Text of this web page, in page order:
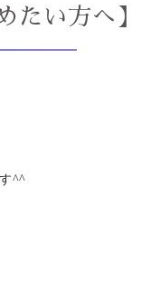
たい方へ】
^^